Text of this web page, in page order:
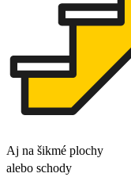
Aj na šikmé plochy
alebo schody